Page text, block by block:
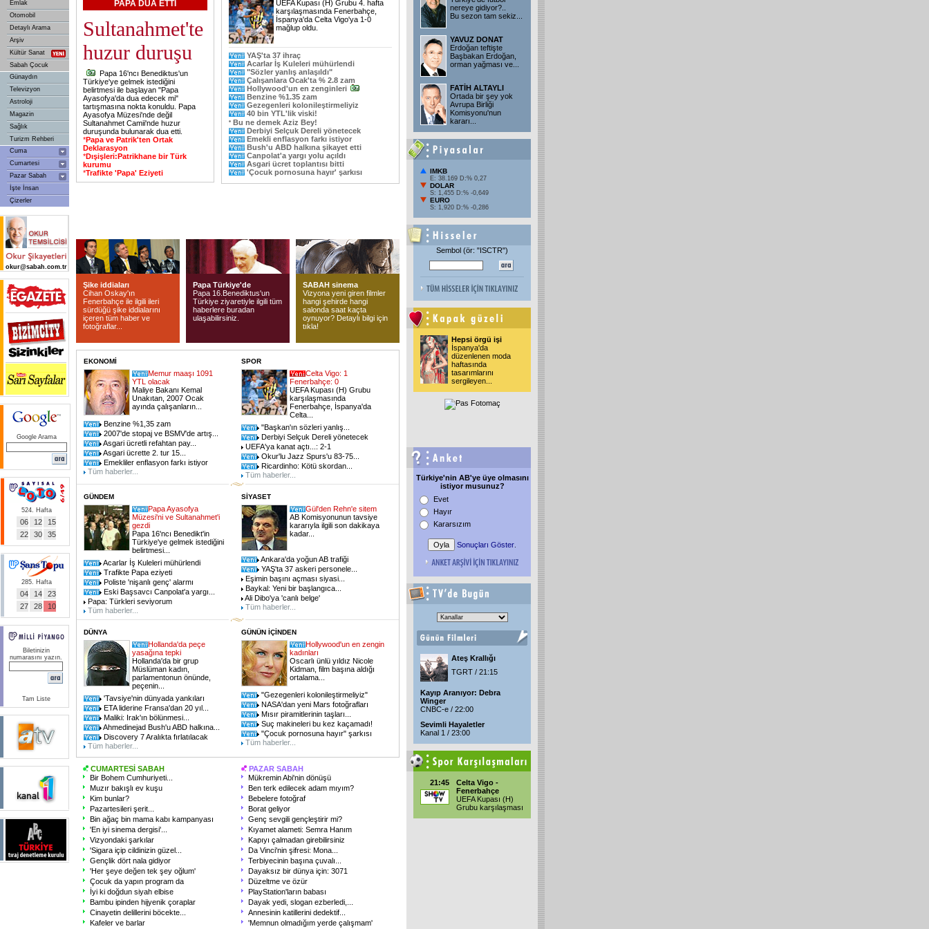
PAPA DUA ETTİ
Sultanahmet'te
huzur duruşu
Papa 16'ncı Benediktus'un
Türkiye'ye gelmek istediğini
belirtmesi ile başlayan "Papa
Ayasofya'da dua edecek mi"
tartışmasına nokta konuldu. Papa
Ayasofya Müzesi'nde değil
Sultanahmet Camii'nde huzur
duruşunda bulunarak dua etti.
*Papa ve Patrik'ten Ortak
Deklarasyon
*Dışişleri:Patrikhane bir Türk
kurumu
*Trafikte 'Papa' Eziyeti
UEFA Kupası (H) Grubu 4. hafta
karşılaşmasında Fenerbahçe,
İspanya'da Celta Vigo'ya 1-0
mağlup oldu.
YAŞ'ta 37 ihraç
Acarlar İş Kuleleri mühürlendi
"Sözler yanlış anlaşıldı"
Çalışanlara Ocak'ta % 2.8 zam
Hollywood'un en zenginleri
Benzine %1.35 zam
Gezegenleri kolonileştirmeliyiz
40 bin YTL'lik viski!
Bu ne demek Aziz Bey!
Derbiyi Selçuk Dereli yönetecek
Emekli enflasyon farkı istiyor
Bush'u ABD halkına şikayet etti
Canpolat'a yargı yolu açıldı
Asgari ücret toplantısı bitti
'Çocuk pornosuna hayır' şarkısı
Şike iddiaları
Cihan Oskay'ın
Fenerbahçe ile ilgili ileri
sürdüğü şike iddialarını
içeren tüm haber ve
fotoğraflar...
Papa Türkiye'de
Papa 16.Benediktus'un
Türkiye ziyaretiyle ilgili tüm
haberlere buradan
ulaşabilirsiniz.
SABAH sinema
Vizyona yeni giren filmler
hangi şehirde hangi
salonda saat kaçta
oynuyor? Detaylı bilgi için
tıkla!
EKONOMİ
Memur maaşı 1091
YTL olacak
Maliye Bakanı Kemal
Unakıtan, 2007 Ocak
ayında çalışanların...
Benzine %1,35 zam
2007'de stopaj ve BSMV'de artış...
Asgari ücretli refahtan pay...
Asgari ücrette 2. tur 15...
Emekliler enflasyon farkı istiyor
Tüm haberler...
SPOR
Celta Vigo: 1
Fenerbahçe: 0
UEFA Kupası (H) Grubu
karşılaşmasında
Fenerbahçe, İspanya'da
Celta...
"Başkan'ın sözleri yanlış...
Derbiyi Selçuk Dereli yönetecek
UEFA'ya kanat açtı...: 2-1
Okur'lu Jazz Spurs'u 83-75...
Ricardinho: Kötü skordan...
Tüm haberler...
GÜNDEM
Papa Ayasofya
Müzesi'ni ve Sultanahmet'i
gezdi
Papa 16'ncı Benedikt'in
Türkiye'ye gelmek istediğini
belirtmesi...
Acarlar İş Kuleleri mühürlendi
Trafikte Papa eziyeti
Poliste 'nişanlı genç' alarmı
Eski Başsavcı Canpolat'a yargı...
Papa: Türkleri seviyorum
Tüm haberler...
SİYASET
Gül'den Rehn'e sitem
AB Komisyonunun tavsiye
kararıyla ilgili son dakikaya
kadar...
Ankara'da yoğun AB trafiği
YAŞ'ta 37 askeri personele...
Eşimin başını açması siyasi...
Baykal: Yeni bir başlangıca...
Ali Dibo'ya 'canlı belge'
Tüm haberler...
DÜNYA
Hollanda'da peçe
yasağına tepki
Hollanda'da bir grup
Müslüman kadın,
parlamentonun önünde,
peçenin...
'Tavsiye'nin dünyada yankıları
ETA liderine Fransa'dan 20 yıl...
Maliki: Irak'ın bölünmesi...
Ahmedinejad Bush'u ABD halkına...
Discovery 7 Aralıkta fırlatılacak
Tüm haberler...
GÜNÜN İÇİNDEN
Hollywood'un en zengin
kadınları
Oscarlı ünlü yıldız Nicole
Kidman, film başına aldığı
ortalama...
"Gezegenleri kolonileştirmeliyiz"
NASA'dan yeni Mars fotoğrafları
Mısır piramitlerinin taşları...
Suç makineleri bu kez kaçamadı!
"Çocuk pornosuna hayır" şarkısı
Tüm haberler...
CUMARTESİ SABAH
Bir Bohem Cumhuriyeti...
Muzır bakışlı ev kuşu
Kim bunlar?
Pazartesileri şerit...
Bin ağaç bin mama kabı kampanyası
'En iyi sinema dergisi'...
Vizyondaki şarkılar
'Sigara içip cildinizin güzel...
Gençlik dört nala gidiyor
'Her şeye değen tek şey oğlum'
Çocuk da yapın program da
İyi ki doğdun siyah elbise
Bambu ipinden hijyenik çoraplar
Cinayetin delillerini böcekte...
Kafeler ve barlar
PAZAR SABAH
Mükremin Abi'nin dönüşü
Ben terk edilecek adam mıyım?
Bebelere fotoğraf
Borat geliyor
Genç sevgili gençleştirir mi?
Kıyamet alameti: Semra Hanım
Kapıyı çalmadan girebilirsiniz
Da Vinci'nin şifresi: Mona...
Terbiyecinin başına çuvalı...
Dayaksız bir dünya için: 3071
Düzeltme ve özür
PlayStation'ların babası
Dayak yedi, slogan ezberledi,...
Annesinin katillerini dedektif...
'Memnun olmadığım yerde çalışmam'
Emlak
Otomobil
Detaylı Arama
Arşiv
Kültür Sanat
Sabah Çocuk
Günaydın
Televizyon
Astroloji
Magazin
Sağlık
Turizm Rehberi
Cuma
Cumartesi
Pazar Sabah
İşte İnsan
Çizerler
okur@sabah.com.tr
Google Arama
524. Hafta
06 12
15
22
30 35
285. Hafta
04 14
23
27
28 10
Biletinizin
numarasını yazın.
Tam Liste
nereye gidiyor?..
Bu sezon tam sekiz...
YAVUZ DONAT
Erdoğan teftişte
Başbakan Erdoğan,
orman yağması ve...
FATİH ALTAYLI
Ortada bir şey yok
Avrupa Birliği
Komisyonu'nun
kararı...
IMKB
E: 38.169 D:% 0,27
DOLAR
S: 1,455 D:% -0,649
EURO
S: 1,920 D:% -0,286
Sembol (ör: "ISCTR")
Hepsi örgü işi
İspanya'da
düzenlenen moda
haftasında
tasarımlarını
sergileyen...
Türkiye'nin AB'ye üye olmasını
istiyor musunuz?
Evet
Hayır
Kararsızım
Sonuçları Göster
Ateş Krallığı
TGRT / 21:15
Kayıp Aranıyor: Debra
Winger
CNBC-e / 22:00
Sevimli Hayaletler
Kanal 1 / 23:00
21:45
Celta Vigo -
Fenerbahçe
UEFA Kupası (H)
Grubu karşılaşması